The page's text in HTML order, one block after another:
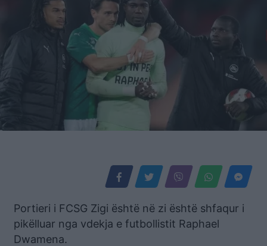
Portieri i FCSG Zigi është në zi është shfaqur i
pikëlluar nga vdekja e futbollistit Raphael
Dwamena.